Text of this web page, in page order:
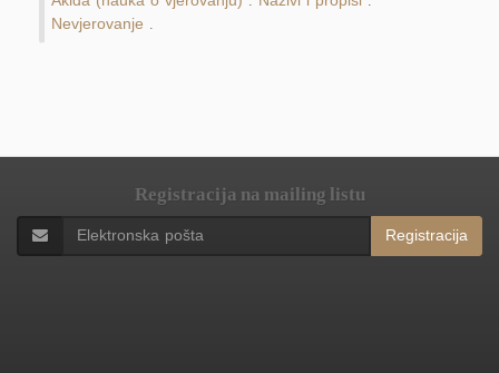
Nevjerovanje
Registracija na mailing listu
Registracija